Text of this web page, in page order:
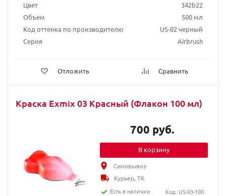
Цвет
342b22
Объем
500 мл
Код оттенка по производителю
US-02 черный
Серия
Airbrush
Отложить Сравнить
Краска Exmix 03 Красный (Флакон 100 мл)
700 руб.
В корзину
Самовывоз
Курьер, ТК
Есть в наличии
Код: US-03-100